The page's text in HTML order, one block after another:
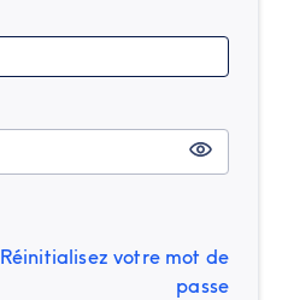
Réinitialisez votre mot de
passe